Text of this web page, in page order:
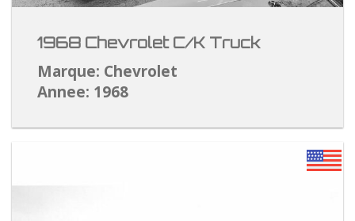
1968 Chevrolet C/K Truck
Marque: Chevrolet
Annee: 1968